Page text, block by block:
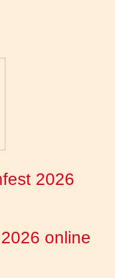
2026
online